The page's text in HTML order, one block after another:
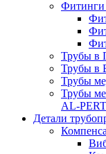
Фитинги
Трубы в
Трубы в
Трубы
Трубы
AL-
Детали